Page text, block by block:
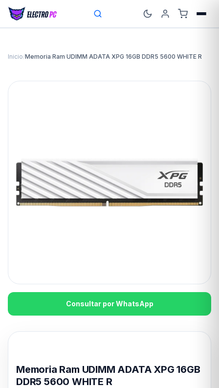
Inicio/Memoria Ram UDIMM ADATA XPG 16GB DDR5 5600 WHITE R
Consultar por WhatsApp
Memoria Ram UDIMM ADATA XPG 16GB
DDR5 5600 WHITE R